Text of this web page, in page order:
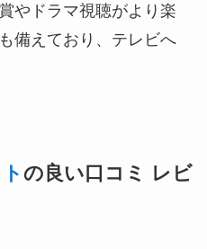
やドラマ視聴がより楽
備えており、テレビへ
の良い口コミ レビ